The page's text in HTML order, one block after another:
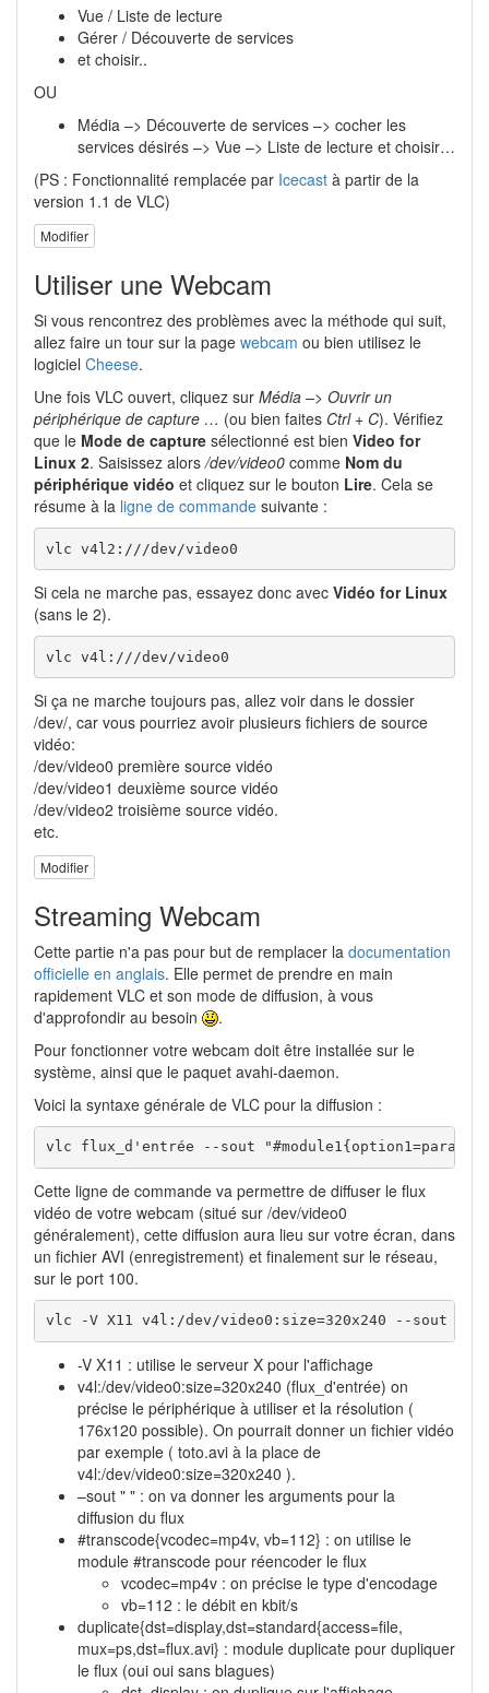
Vue / Liste de lecture
Gérer / Découverte de services
et choisir..
OU
Média –> Découverte de services –> cocher les
services désirés –> Vue –> Liste de lecture et choisir…
(PS : Fonctionnalité remplacée par Icecast à partir de la
version 1.1 de VLC)
Modifier
Utiliser une Webcam
Si vous rencontrez des problèmes avec la méthode qui suit,
allez faire un tour sur la page webcam ou bien utilisez le
logiciel Cheese.
Une fois VLC ouvert, cliquez sur Média –> Ouvrir un
périphérique de capture … (ou bien faites Ctrl + C). Vérifiez
que le Mode de capture sélectionné est bien Video for
Linux 2. Saisissez alors/dev/video0 comme Nom du
périphérique vidéo et cliquez sur le bouton Lire. Cela se
résume à la ligne de commande suivante :
vlc v4l2:///dev/video0
Si cela ne marche pas, essayez donc avec Vidéo for Linux
(sans le 2).
vlc v4l:///dev/video0
Si ça ne marche toujours pas, allez voir dans le dossier
/dev/, car vous pourriez avoir plusieurs fichiers de source
vidéo:
/dev/video0 première source vidéo
/dev/video1 deuxième source vidéo
/dev/video2 troisième source vidéo.
etc.
Modifier
Streaming Webcam
Cette partie n'a pas pour but de remplacer la documentation
officielle en anglais. Elle permet de prendre en main
rapidement VLC et son mode de diffusion, à vous
d'approfondir au besoin
.
Pour fonctionner votre webcam doit être installée sur le
système, ainsi que le paquet avahi-daemon.
Voici la syntaxe générale de VLC pour la diffusion :
vlc flux_d'entrée --sout
Cette ligne de commande va permettre de diffuser le flux
vidéo de votre webcam (situé sur /dev/video0
généralement), cette diffusion aura lieu sur votre écran, dans
un fichier AVI (enregistrement) et finalement sur le réseau,
sur le port 100.
vlc -V X11 v4l:/dev/video0:size=320x240 --sout
-V X11 : utilise le serveur X pour l'affichage
v4l:/dev/video0:size=320x240 (flux_d'entrée) on
précise le périphérique à utiliser et la résolution (
176x120 possible). On pourrait donner un fichier vidéo
par exemple ( toto.avi à la place de
v4l:/dev/video0:size=320x240 ).
–sout " " : on va donner les arguments pour la
diffusion du flux
#transcode{vcodec=mp4v, vb=112} : on utilise le
module #transcode pour réencoder le flux
vcodec=mp4v : on précise le type d'encodage
vb=112 : le débit en kbit/s
duplicate{dst=display,dst=standard{access=file,
mux=ps,dst=flux.avi} : module duplicate pour dupliquer
le flux (oui oui sans blagues)